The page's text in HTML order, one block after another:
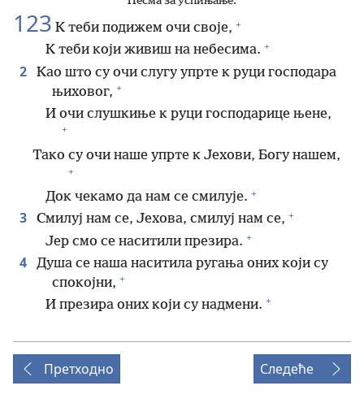
123 К теби подижем очи своје, +
К теби који живиш на небесима. +
2
Као што су очи слугу упрте к руци господара
њиховог, +
И очи слушкиње к руци господарице њене,
+
Тако су очи наше упрте к Јехови, Богу нашем,
+
Док чекамо да нам се смилује. +
3 Смилуј нам се, Јехова, смилуј нам се, +
Јер смо се наситили презира. +
4
Душа се наша наситила ругања оних који су
спокојни, +
И презира оних који су надмени. +
Претходно Следеће